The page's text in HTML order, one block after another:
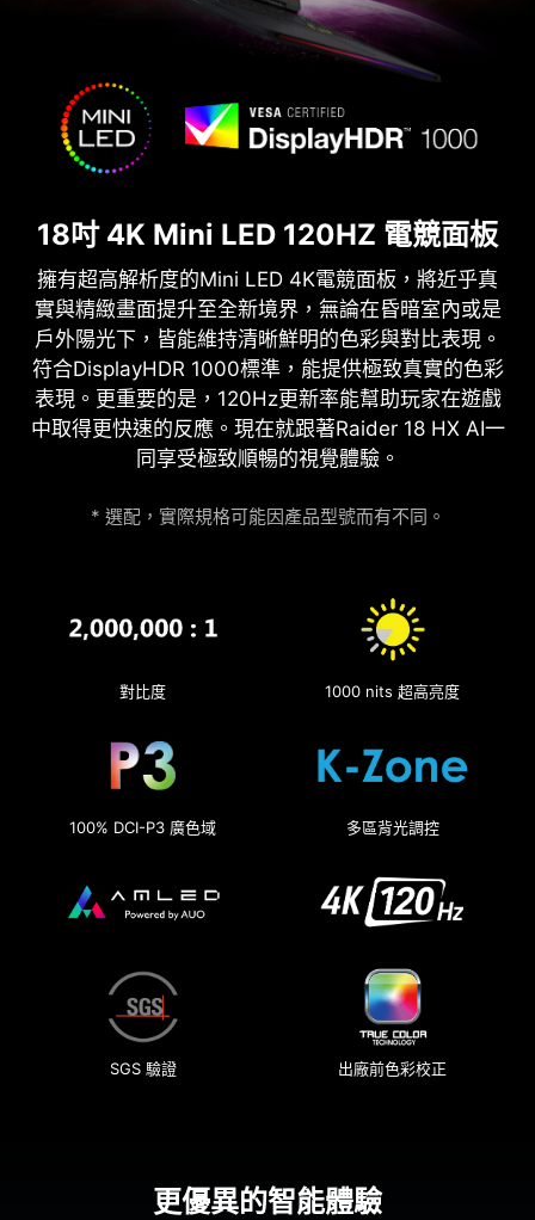
18吋 4K Mini LED 120HZ 電競面板
擁有超高解析度的Mini LED 4K電競面板，將近乎真
實與精緻畫面提升至全新境界，無論在昏暗室內或是
戶外陽光下，皆能維持清晰鮮明的色彩與對比表現。
符合DisplayHDR 1000標準，能提供極致真實的色彩
表現。更重要的是，120Hz更新率能幫助玩家在遊戲
中取得更快速的反應。現在就跟著Raider 18 HX AI一
同享受極致順暢的視覺體驗。
* 選配，實際規格可能因產品型號而有不同。
對比度 1000 nits 超高亮度
100% DCI-P3 廣色域 多區背光調控
SGS 驗證 出廠前色彩校正
更優異的智能體驗